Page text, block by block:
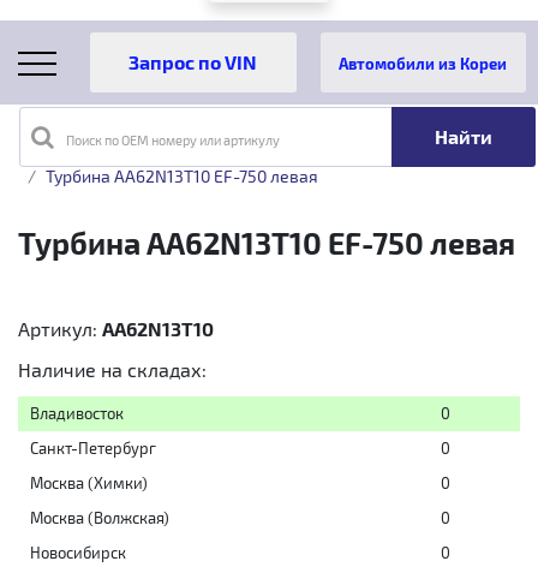
Поиск по OEM номеру или артикулу
Автомобили из Кореи
Главная Каталог товаров Турбины
Турбина AA62N13T10 EF-750 левая
Турбина AA62N13T10 EF-750 левая
Артикул: AA62N13T10
Наличие на складах:
Владивосток
0
Санкт-Петербург
0
Москва (Химки)
0
Москва (Волжская)
0
Новосибирск
0